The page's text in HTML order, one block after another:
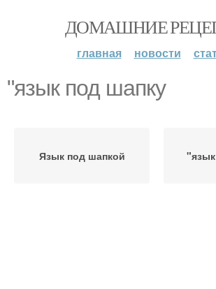
ДОМАШНИЕ
главная новости
"язык под шапку
Язык под шапкой